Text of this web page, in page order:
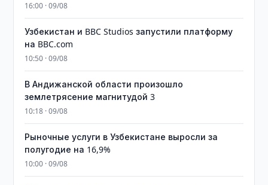
16:00 · 09/08
Узбекистан и BBC Studios запустили платформу
на BBC.com
10:50 · 09/08
В Андижанской области произошло
землетрясение магнитудой 3
10:18 · 09/08
Рыночные услуги в Узбекистане выросли за
полугодие на 16,9%
10:00 · 09/08